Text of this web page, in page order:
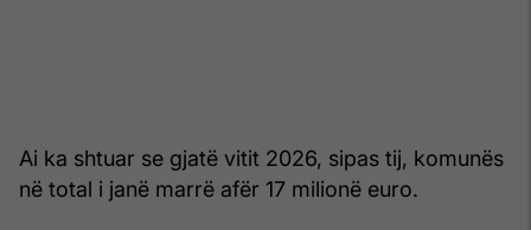
Ai ka shtuar se gjatë vitit 2026, sipas tij, komunës
në total i janë marrë afër 17 milionë euro.